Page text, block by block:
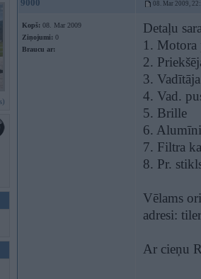
9000 08. Mar 2009,
Kopš: 08. Mar 2009
Ziņojumi: 0
Braucu ar:
Detaļu
1. Motora
2.
3.
4. Vad.
5. Brille
6.
7. Filtra
8. Pr.
Vēlams
adresi:
Ar cieņu